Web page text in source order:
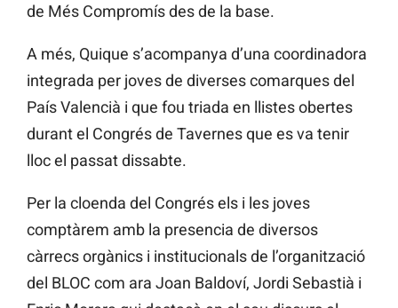
de Més Compromís des de la base.
A més, Quique s’acompanya d’una coordinadora
integrada per joves de diverses comarques del
País Valencià i que fou triada en llistes obertes
durant el Congrés de Tavernes que es va tenir
lloc el passat dissabte.
Per la cloenda del Congrés els i les joves
comptàrem amb la presencia de diversos
càrrecs orgànics i institucionals de l’organització
del BLOC com ara Joan Baldoví, Jordi Sebastià i